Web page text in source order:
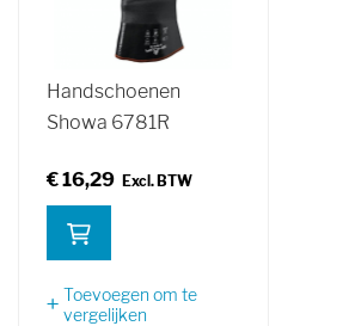
Handschoenen
Showa 6781R
€ 16,29
Toevoegen om te
vergelijken